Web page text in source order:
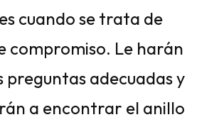
cuando se trata de
compromiso. Le harán
preguntas adecuadas y
a encontrar el anillo